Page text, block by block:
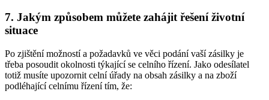
7. Jakým způsobem můžete zahájit řešení životní
situace
Po zjištění možností a požadavků ve věci podání vaší zásilky je
třeba posoudit okolnosti týkající se celního řízení. Jako odesílatel
totiž musíte upozornit celní úřady na obsah zásilky a na zboží
podléhající celnímu řízení tím, že: